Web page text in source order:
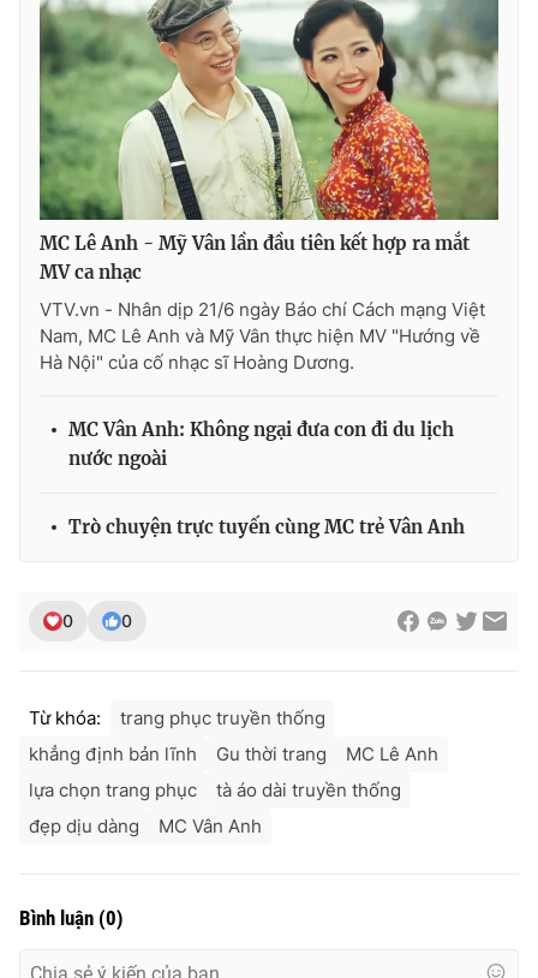
Ðiện thoại Thời báo VTV:024.66 897 897
Email:
toasoan@vtv.vn
Liên hệ quảng cáo:024-7300.7108
® Cấm sao chép dưới mọi hình thức nếu không có sự chấp
thuận bằng văn bản. Ghi rõ nguồn VTV.vn khi phát hành lại
thông tin từ website này.
MC Lê Anh - Mỹ Vân lần đầu tiên kết hợp ra mắt
MV ca nhạc
VTV.vn - Nhân dịp 21/6 ngày Báo chí Cách mạng Việt
Nam, MC Lê Anh và Mỹ Vân thực hiện MV "Hướng về
Hà Nội" của cố nhạc sĩ Hoàng Dương.
MC Vân Anh: Không ngại đưa con đi du lịch
nước ngoài
Trò chuyện trực tuyến cùng MC trẻ Vân Anh
0 0
Từ khóa:
trang phục truyền thống
khẳng định bản lĩnh
Gu thời trang
MC Lê Anh
lựa chọn trang phục
tà áo dài truyền thống
đẹp dịu dàng
MC Vân Anh
Bình luận (0)